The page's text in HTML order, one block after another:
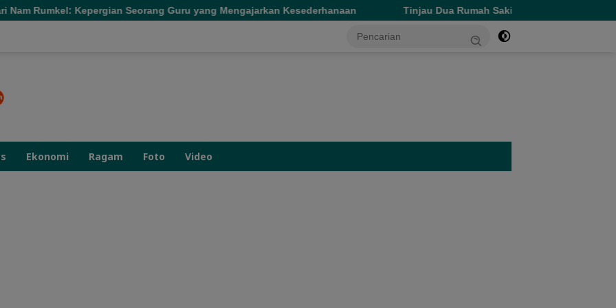
Seorang Guru yang Mengajarkan Kesederhanaan Tinjau Dua Rumah Sakit di Sofifi, Gubernur Tekankan
Ekonomi Ragam Foto Video